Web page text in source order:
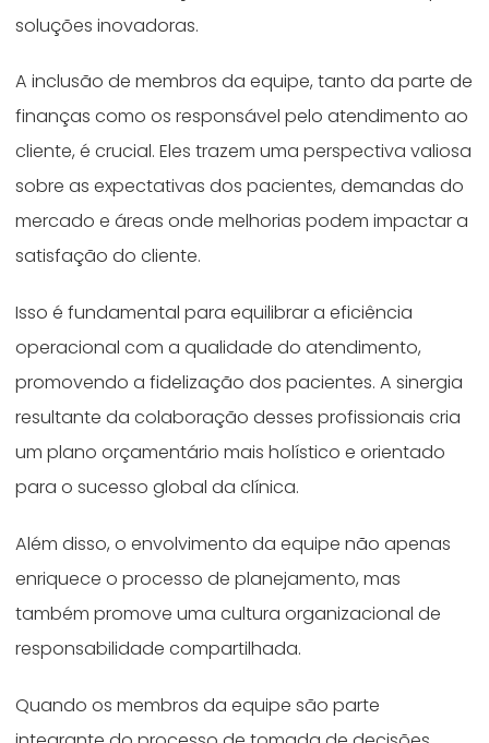
soluções inovadoras.
A inclusão de membros da equipe, tanto da parte de
finanças como os responsável pelo atendimento ao
cliente, é crucial. Eles trazem uma perspectiva valiosa
sobre as expectativas dos pacientes, demandas do
mercado e áreas onde melhorias podem impactar a
satisfação do cliente.
Isso é fundamental para equilibrar a eficiência
operacional com a qualidade do atendimento,
promovendo a fidelização dos pacientes. A sinergia
resultante da colaboração desses profissionais cria
um plano orçamentário mais holístico e orientado
para o sucesso global da clínica.
Além disso, o envolvimento da equipe não apenas
enriquece o processo de planejamento, mas
também promove uma cultura organizacional de
responsabilidade compartilhada.
Quando os membros da equipe são parte